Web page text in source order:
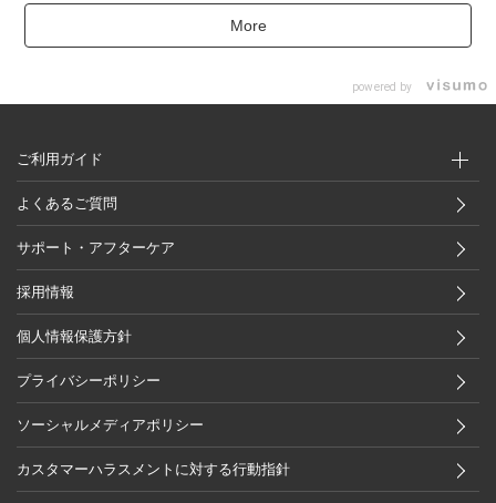
More
powered by
ご利用ガイド
よくあるご質問
サポート・アフターケア
採用情報
個人情報保護方針
プライバシーポリシー
ソーシャルメディアポリシー
カスタマーハラスメントに対する行動指針